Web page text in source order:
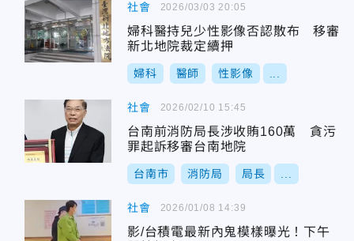
社會
婦科醫持兒少性影像否認散布 移審
新北地院裁定續押
婦科 醫師 性影像
2026/03/03 20:05
社會
台南前消防局長涉收賄160萬 貪污
罪起訴移審台南地院
台南市 消防局 局長
2026/02/10 15:45
社會
影/台積電最新內鬼模樣曝光！下午
2026/01/08 14:39